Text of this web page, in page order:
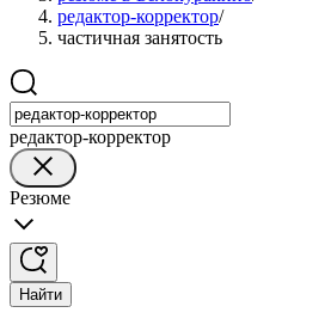
редактор-корректор/
частичная занятость
редактор-корректор
Резюме
Найти